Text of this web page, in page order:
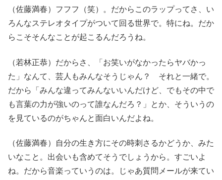
（佐藤満春）フフフ（笑）。だからこのラップってさ、い
ろんなステレオタイプがついて回る世界で。特にね。だか
らこそそんなことが起こるんだろうね。
（若林正恭）だからさ、「お笑いがなかったらヤバかっ
た」なんて、芸人もみんなそうじゃん？ それと一緒で。
だから「みんな違ってみんないいんだけど、でもその中で
も言葉の力が強いのって誰なんだろ？」とか、そういうの
を見ているのがちゃんと面白いんだよね。
（佐藤満春）自分の生き方にその時刺さるかどうか、みた
いなこと。出会いも含めてそうでしょうから。すごいよ
ね。だから音楽っていうのは。じゃあ質問メールが来てい